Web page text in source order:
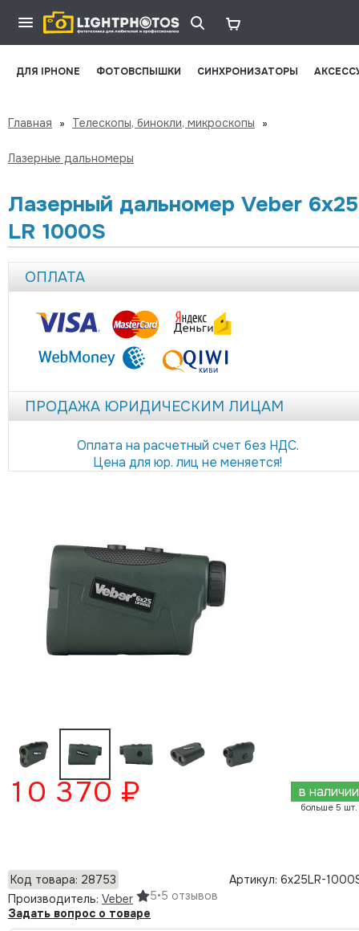
ДЛЯ IPHONE ФОТОВСПЫШКИ СИНХРОНИЗАТОРЫ
Главная » Телескопы, бинокли, микроскопы »
Лазерные дальномеры
Лазерный дальномер Veber 6x25
LR 1000S
ОПЛАТА
ПРОДАЖА ЮРИДИЧЕСКИМ ЛИЦАМ
Оплата на расчетный счет без НДС.
Цена для юр. лиц не меняется!
10 370 ₽ в наличии
больше 5 шт.
Код товара: 28753
Артикул: 6x25LR-
Производитель: Veber 5•5 отзывов
Задать вопрос о товаре